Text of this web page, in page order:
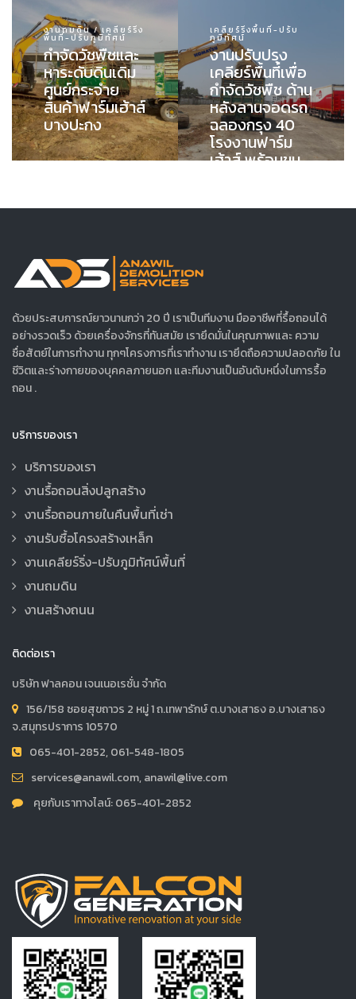
งานถมดิน / เคลียร์ริ่ง
พื้นที่-ปรับภูมิทัศน์
กำจัดวัชพืชและ
หาระดับดินเดิม
ศูนย์กระจำย
สินค้าฟาร์มเฮ้าส์
บางปะกง
เคลียร์ริ่งพื้นที่-ปรับ
ภูมิทัศน์
งานปรับปรุง
เคลียร์พื้นที่เพื่อ
กำจัดวัชพืช ด้าน
หลังลานจอดรถ
ฉลองกรุง 40
โรงงานฟาร์ม
เฮ้าส์ พร้อมขน
ด้วยประสบการณ์ยาวนานกว่า 20 ปี เราเป็นทีมงาน มืออาชีพที่รื้อถอนได้
อย่างรวดเร็ว ด้วยเครื่องจักรที่ทันสมัย เรายึดมั่นในคุณภาพและ ความ
ซื่อสัตย์ในการทำงาน ทุกๆโครงการที่เราทำงาน เรายึดถือความปลอดภัย ใน
ชีวิตและร่างกายของบุคคลภายนอก และทีมงานเป็นอันดับหนึ่งในการรื้อ
ถอน .
บริการของเรา
บริการของเรา
งานรื้อถอนสิ่งปลูกสร้าง
งานรื้อถอนภายในคืนพื้นที่เช่า
งานรับซื้อโครงสร้างเหล็ก
งานเคลียร์ริ่ง-ปรับภูมิทัศน์พื้นที่
งานถมดิน
งานสร้างถนน
ติดต่อเรา
บริษัท ฟาลคอน เจนเนอเรชั่น จำกัด
156/158 ซอยสุขถาวร 2 หมู่ 1 ถ.เทพารักษ์ ต.บางเสาธง อ.บางเสาธง
จ.สมุทรปราการ 10570
065-401-2852, 061-548-1805
services@anawil.com, anawil@live.com
คุยกับเราทางไลน์: 065-401-2852